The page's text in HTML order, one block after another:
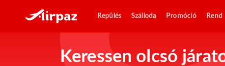
Repülés Szálloda Promóció Rend
Keressen olcsó